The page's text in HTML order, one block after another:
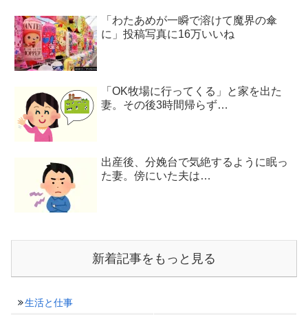
「わたあめが一瞬で溶けて魔界の傘
に」投稿写真に16万いいね
「OK牧場に行ってくる」と家を出た
妻。その後3時間帰らず…
出産後、分娩台で気絶するように眠っ
た妻。傍にいた夫は…
新着記事をもっと見る
生活と仕事